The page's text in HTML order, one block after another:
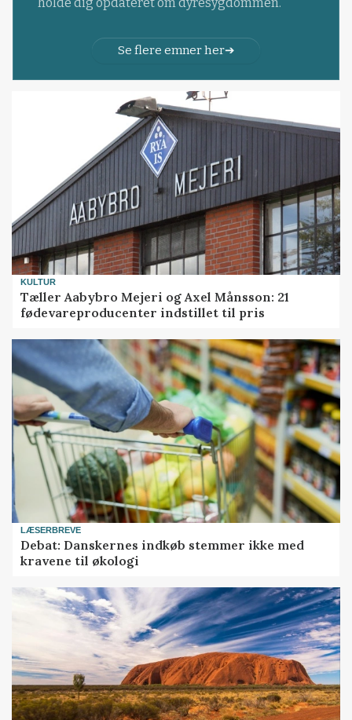
Se flere emner her
KULTUR
Tæller Aabybro Mejeri og Axel Månsson: 21
fødevareproducenter indstillet til pris
LÆSERBREVE
Debat: Danskernes indkøb stemmer ikke med
kravene til økologi